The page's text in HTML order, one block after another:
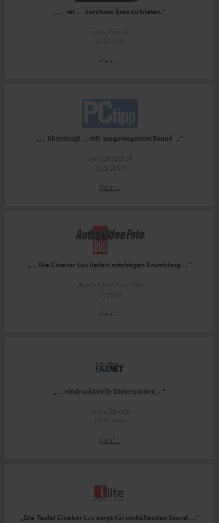
„… hat … durchaus Bass zu bieten.“
www.chip.de
18.12.2019
Mehr...
„… überzeugt … mit ausgewogenem Sound …“
www.pctipp.ch
13.12.2019
Mehr...
„… Die Cinebar Lux liefert mächtigen Raumklang …“
Audio Video Foto Bild
12/2019
Mehr...
„… eindrucksvolle Dimensionen …“
www.faz.net
03.12.2019
Mehr...
„Die Teufel Cinebar Lux sorgt für umhüllenden Sound …“